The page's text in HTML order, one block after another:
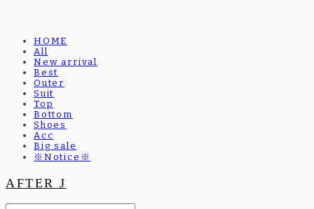
HOME
All
New arrival
Best
Outer
Suit
Top
Bottom
Shoes
Acc
Big sale
※Notice※
AFTER J